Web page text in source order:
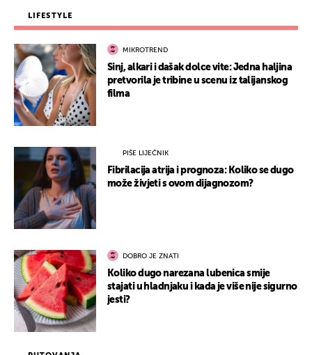
LIFESTYLE
MIKROTREND
Sinj, alkari i dašak dolce vite: Jedna haljina
pretvorila je tribine u scenu iz talijanskog
filma
PIŠE LIJEČNIK
Fibrilacija atrija i prognoza: Koliko se dugo
može živjeti s ovom dijagnozom?
DOBRO JE ZNATI
Koliko dugo narezana lubenica smije
stajati u hladnjaku i kada je više nije sigurno
jesti?